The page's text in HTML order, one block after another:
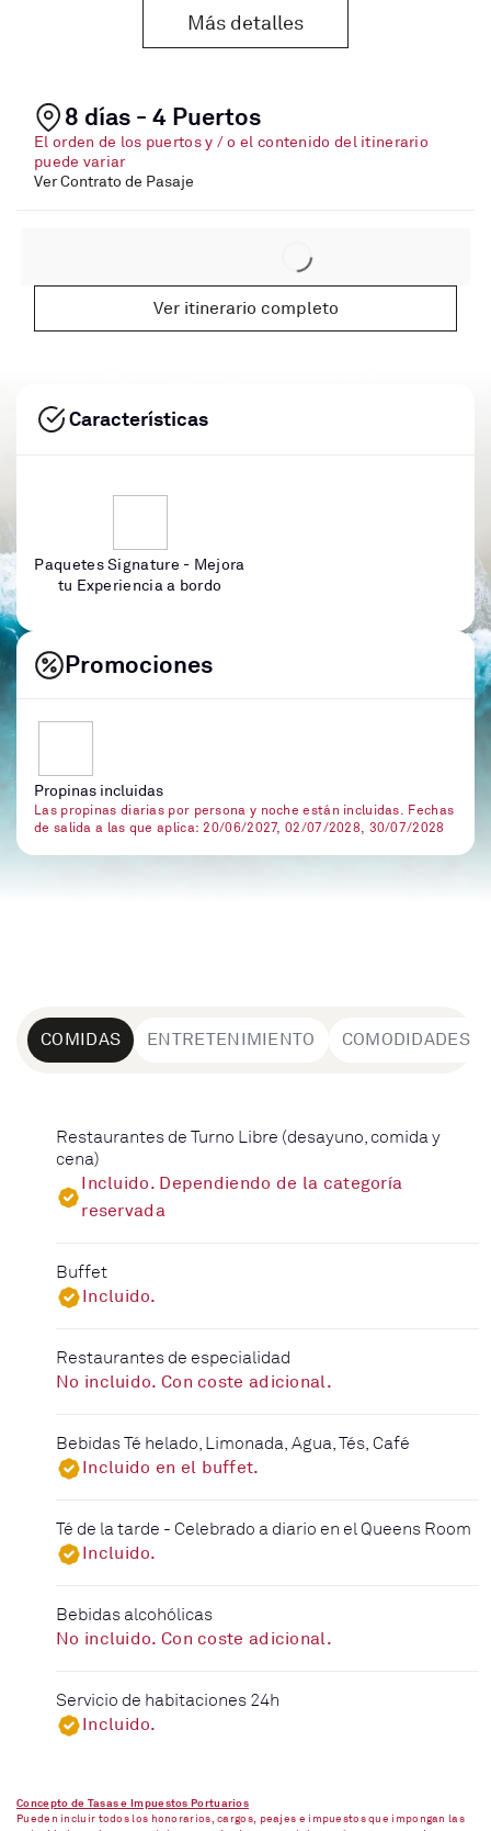
Más detalles
8 días - 4 Puertos
El orden de los puertos y / o el contenido del itinerario
puede variar
Ver Contrato de Pasaje
Ver itinerario completo
Características
Paquetes Signature - Mejora
tu Experiencia a bordo
Promociones
Propinas incluidas
Las propinas diarias por persona y noche están incluidas. Fechas
de salida a las que aplica: 20/06/2027, 02/07/2028, 30/07/2028
COMIDAS ENTRETENIMIENTO COMODIDADES
Restaurantes de Turno Libre (desayuno, comida y
cena)
Incluido. Dependiendo de la categoría
reservada
Buffet
Incluido.
Restaurantes de especialidad
No incluido. Con coste adicional.
Bebidas Té helado, Limonada, Agua, Tés, Café
Incluido en el buffet.
Té de la tarde - Celebrado a diario en el Queens Room
Incluido.
Bebidas alcohólicas
No incluido. Con coste adicional.
Servicio de habitaciones 24h
Incluido.
Concepto de Tasas e Impuestos Portuarios
Pueden incluir todos los honorarios, cargos, peajes e impuestos que impongan las